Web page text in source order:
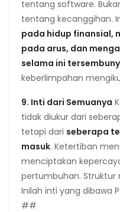
tentang software.
tentang kecanggihan.
pada hidup finansial,
pada arus, dan
selama ini
keberlimpahan
9. Inti dari Semuanya
tidak diukur dari
tetapi dari seberapa
masuk. Ketertiban
menciptakan
pertumbuhan. Struktur
Inilah inti yang dibawa
##